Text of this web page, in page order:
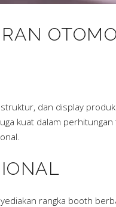
dan display
kuat dalam
rangka booth